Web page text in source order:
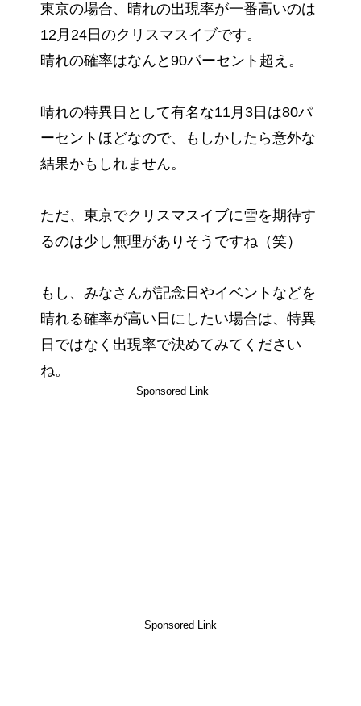
東京の場合、晴れの出現率が一番高いのは
12月24日のクリスマスイブです。
晴れの確率はなんと90パーセント超え。
晴れの特異日として有名な11月3日は80パ
ーセントほどなので、もしかしたら意外な
結果かもしれません。
ただ、東京でクリスマスイブに雪を期待す
るのは少し無理がありそうですね（笑）
もし、みなさんが記念日やイベントなどを
晴れる確率が高い日にしたい場合は、特異
日ではなく出現率で決めてみてください
ね。
Sponsored Link
Sponsored Link